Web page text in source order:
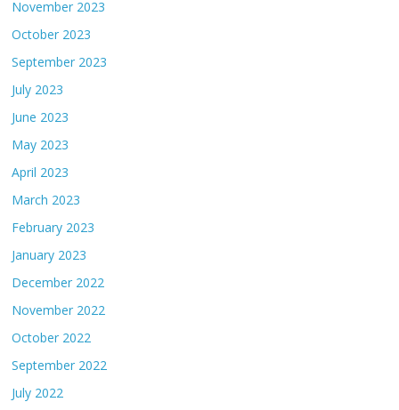
November 2023
October 2023
September 2023
July 2023
June 2023
May 2023
April 2023
March 2023
February 2023
January 2023
December 2022
November 2022
October 2022
September 2022
July 2022